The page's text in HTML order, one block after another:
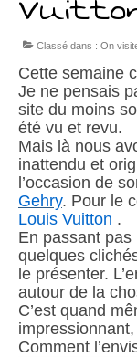
Sacs
A propos
Liens
Classé dans : On
Cette semaine
Je ne pensais
site du moins
été vu et revu.
Mais là nous
inattendu et
l’occasion de
Gehry. Pour le
Louis Vuitton .
En passant pas
quelques
le présenter.
autour de la
C’est quand
Comment